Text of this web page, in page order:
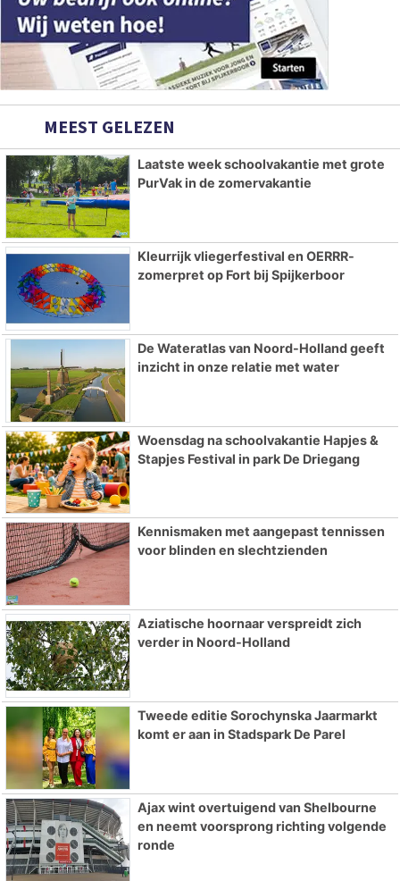
MEEST GELEZEN
Laatste week schoolvakantie met grote
PurVak in de zomervakantie
Kleurrijk vliegerfestival en OERRR-
zomerpret op Fort bij Spijkerboor
De Wateratlas van Noord-Holland geeft
inzicht in onze relatie met water
Woensdag na schoolvakantie Hapjes &
Stapjes Festival in park De Driegang
Kennismaken met aangepast tennissen
voor blinden en slechtzienden
Aziatische hoornaar verspreidt zich
verder in Noord-Holland
Tweede editie Sorochynska Jaarmarkt
komt er aan in Stadspark De Parel
Ajax wint overtuigend van Shelbourne
en neemt voorsprong richting volgende
ronde